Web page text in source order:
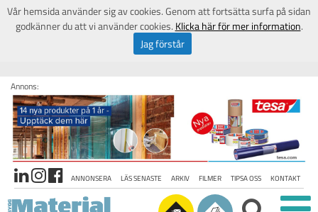
Annons:
ANNONSERA LÄS SENASTE ARKIV FILMER TIPSA OSS KONTAKT
Vår hemsida använder sig av cookies. Genom att fortsätta surfa på sidan
godkänner du att vi använder cookies. Klicka här för mer information.
Jag förstår